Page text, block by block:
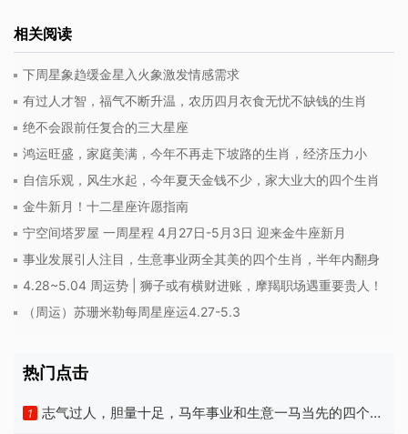
相关阅读
下周星象趋缓金星入火象激发情感需求
有过人才智，福气不断升温，农历四月衣食无忧不缺钱的生肖
绝不会跟前任复合的三大星座
鸿运旺盛，家庭美满，今年不再走下坡路的生肖，经济压力小
自信乐观，风生水起，今年夏天金钱不少，家大业大的四个生肖
金牛新月！十二星座许愿指南
宁空间塔罗屋 一周星程 4月27日-5月3日 迎来金牛座新月
事业发展引人注目，生意事业两全其美的四个生肖，半年内翻身
4.28~5.04 周运势 | 狮子或有横财进账，摩羯职场遇重要贵人！
（周运）苏珊米勒每周星座运4.27-5.3
热门点击
1
志气过人，胆量十足，马年事业和生意一马当先的四个属